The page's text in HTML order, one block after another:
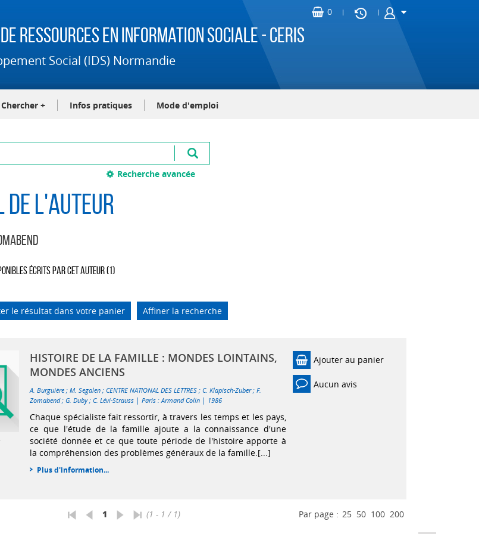
Ressources en Information Sociale - CERIS
Social (IDS) Normandie
Chercher + Infos pratiques Mode d'emploi
Recherche avancée
de l'auteur
écrits par cet auteur (1)
le résultat dans votre panier Affiner la recherche
HISTOIRE DE LA FAMILLE : MONDES LOINTAINS,
MONDES ANCIENS
A. Burguière ;M. Segalen ;CENTRE NATIONAL DES LETTRES ;C. Klapisch-Zuber;F.
Zomabend;G. Duby;C. Lévi-Strauss |Paris : Armand Colin | 1986
Chaque spécialiste fait ressortir, à travers les temps et les pays,
ce que l'étude de la famille ajoute a la connaissance d'une
société donnée et ce que toute période de l'histoire apporte à
la compréhension des problèmes généraux de la famille.[...]
Plus d'information...
Ajouter au panier
Aucun avis
1 (1 - 1 / 1) Par page : 25 50 100 200